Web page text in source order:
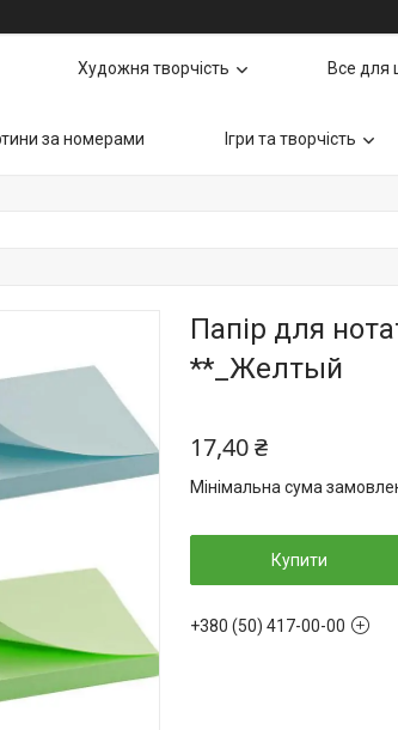
Художня творчість Все для
за номерами Ігри та творчість
Папір для
**_Желтый
17,40 ₴
Мінімальна сума
Купити
+380 (50) 417-00-00